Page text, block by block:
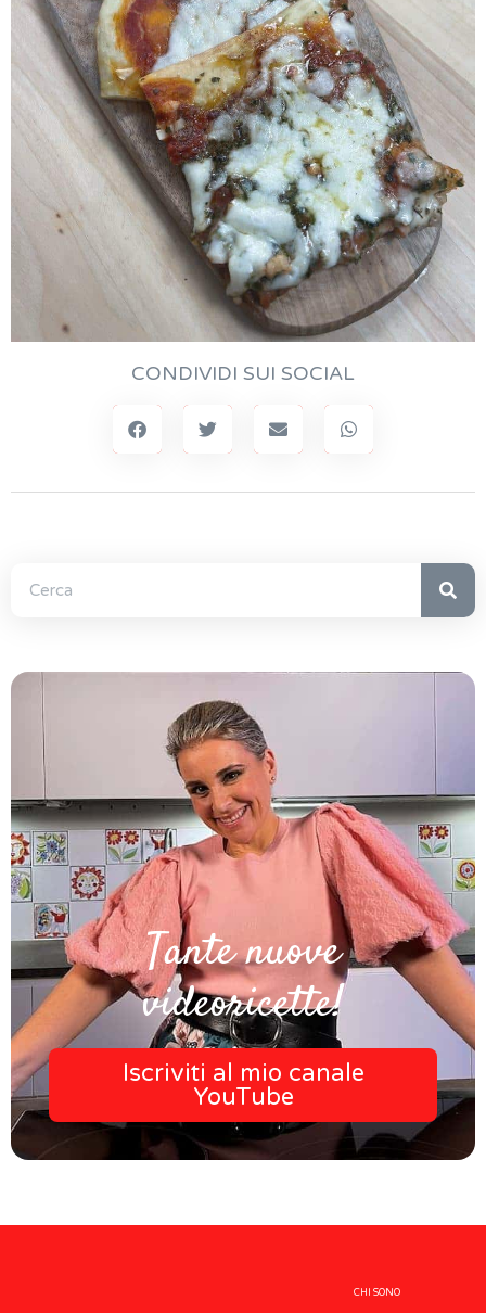
CONDIVIDI SUI SOCIAL
Tante nuove
videoricette!
Iscriviti al mio canale
YouTube
CHI SONO